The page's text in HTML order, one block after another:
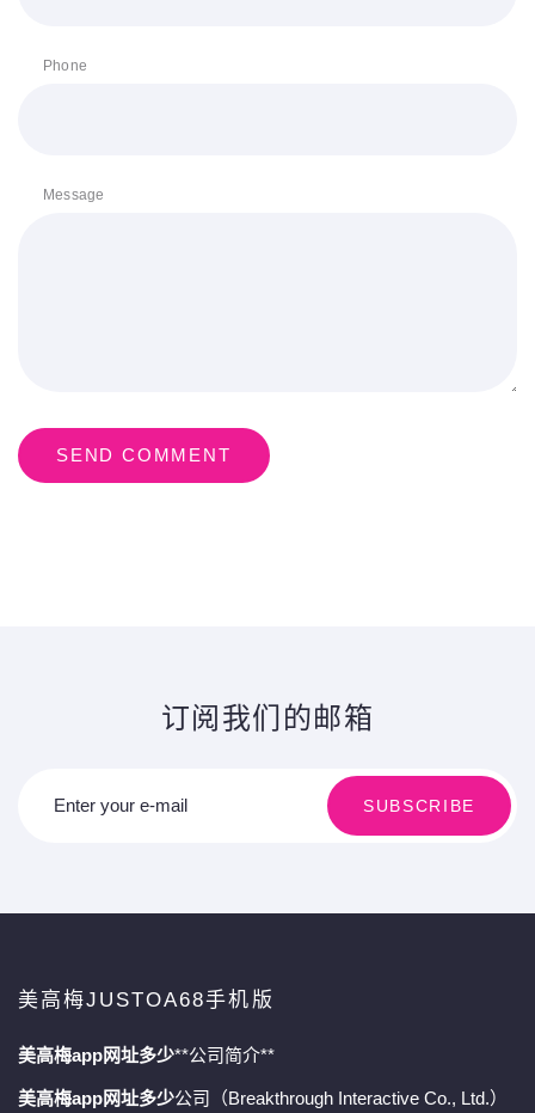
Phone
Message
SEND COMMENT
订阅我们的邮箱
Enter your e-mail SUBSCRIBE
美高梅JUSTOA68手机版
美高梅app网址多少**公司简介**
美高梅app网址多少公司（Breakthrough Interactive Co., Ltd.）